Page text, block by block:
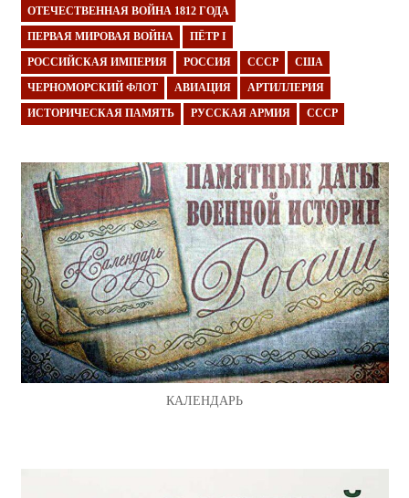
ОТЕЧЕСТВЕННАЯ ВОЙНА 1812 ГОДА
ПЕРВАЯ МИРОВАЯ ВОЙНА ПЁТР I
РОССИЙСКАЯ ИМПЕРИЯ РОССИЯ СССР США
ЧЕРНОМОРСКИЙ ФЛОТ АВИАЦИЯ АРТИЛЛЕРИЯ
ИСТОРИЧЕСКАЯ ПАМЯТЬ РУССКАЯ АРМИЯ СССР
КАЛЕНДАРЬ